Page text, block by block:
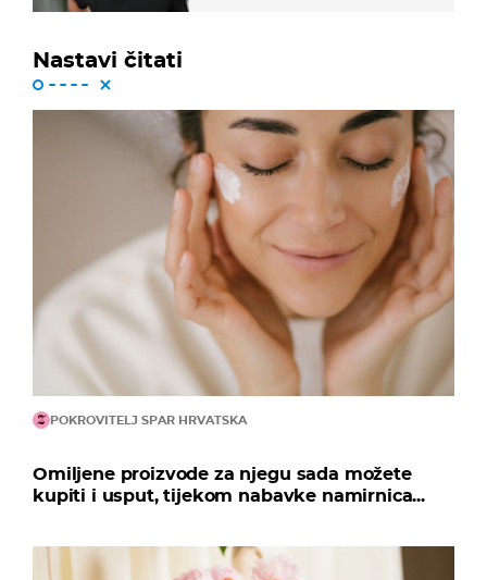
Nastavi čitati
POKROVITELJ SPAR HRVATSKA
Omiljene proizvode za njegu sada možete
kupiti i usput, tijekom nabavke namirnica...